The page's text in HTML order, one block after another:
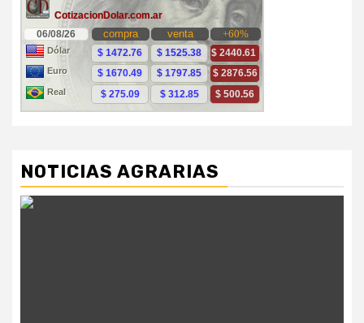
NOTICIAS AGRARIAS